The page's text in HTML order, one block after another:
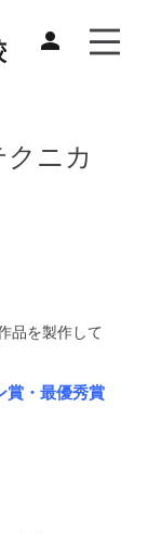
ニカ
品を製作して
賞・最優秀賞